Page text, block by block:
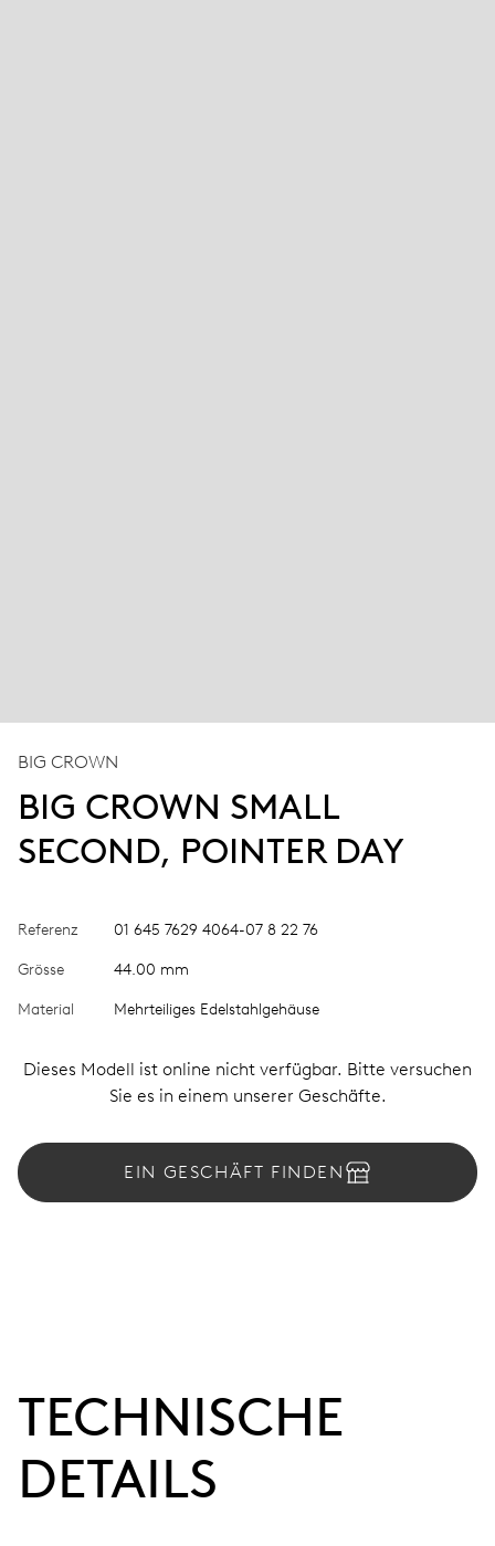
BIG CROWN
BIG CROWN SMALL
SECOND, POINTER DAY
Referenz 01 645 7629 4064-07 8 22 76
Grösse 44.00 mm
Material Mehrteiliges Edelstahlgehäuse
Dieses Modell ist online nicht verfügbar. Bitte versuchen
Sie es in einem unserer Geschäfte.
EIN GESCHÄFT FINDEN
TECHNISCHE
DETAILS